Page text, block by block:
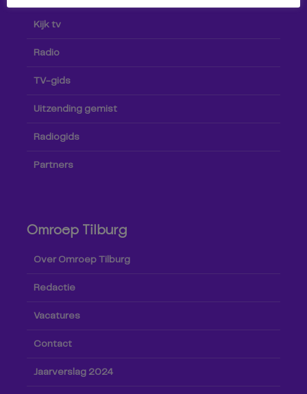
Kijk tv
Radio
TV-gids
Uitzending gemist
Radiogids
Partners
Omroep Tilburg
Over Omroep Tilburg
Redactie
Vacatures
Contact
Jaarverslag 2024